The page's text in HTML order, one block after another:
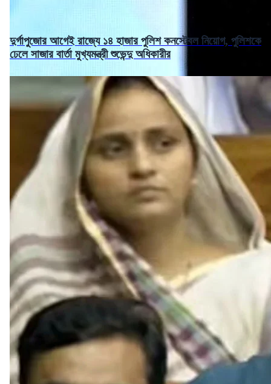
দুর্গাপুজোর আগেই রাজ্যে ১৪ হাজার পুলিশ কনস্টেবল নিয়োগ, পুলিশকে
ঢেলে সাজার বার্তা মুখ্যমন্ত্রী শুভেন্দু অধিকারীর